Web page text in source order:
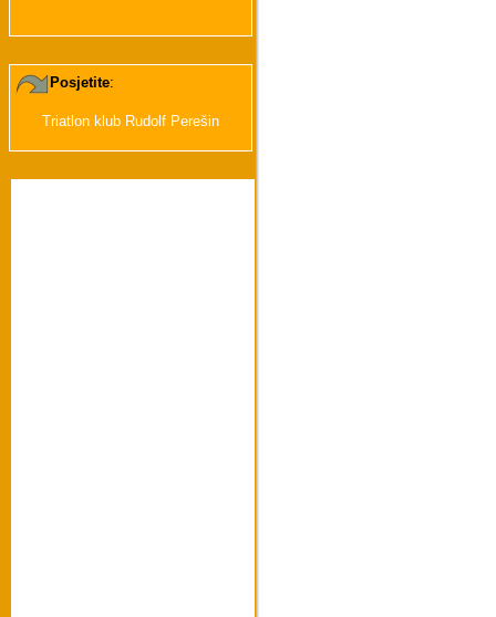
Posjetite:
Triatlon klub Rudolf Perešin